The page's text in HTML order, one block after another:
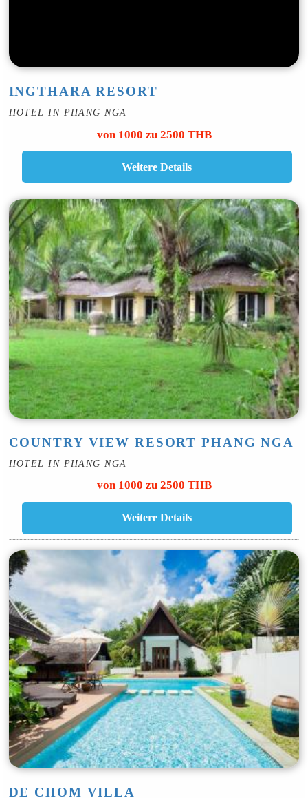
INGTHARA RESORT
HOTEL IN PHANG NGA
von 1000 zu 2500 THB
COUNTRY VIEW RESORT PHANG NGA
HOTEL IN PHANG NGA
von 1000 zu 2500 THB
DE CHOM VILLA